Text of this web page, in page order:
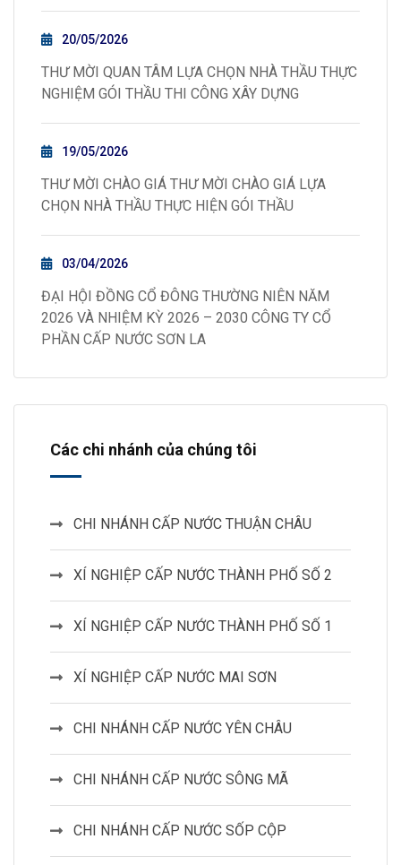
20/05/2026
THƯ MỜI QUAN TÂM LỰA CHỌN NHÀ THẦU THỰC
NGHIỆM GÓI THẦU THI CÔNG XÂY DỰNG
19/05/2026
THƯ MỜI CHÀO GIÁ THƯ MỜI CHÀO GIÁ LỰA
CHỌN NHÀ THẦU THỰC HIỆN GÓI THẦU
03/04/2026
ĐẠI HỘI ĐỒNG CỔ ĐÔNG THƯỜNG NIÊN NĂM
2026 VÀ NHIỆM KỲ 2026 – 2030 CÔNG TY CỔ
PHẦN CẤP NƯỚC SƠN LA
Các chi nhánh của chúng tôi
CHI NHÁNH CẤP NƯỚC THUẬN CHÂU
XÍ NGHIỆP CẤP NƯỚC THÀNH PHỐ SỐ 2
XÍ NGHIỆP CẤP NƯỚC THÀNH PHỐ SỐ 1
XÍ NGHIỆP CẤP NƯỚC MAI SƠN
CHI NHÁNH CẤP NƯỚC YÊN CHÂU
CHI NHÁNH CẤP NƯỚC SÔNG MÃ
CHI NHÁNH CẤP NƯỚC SỐP CỘP